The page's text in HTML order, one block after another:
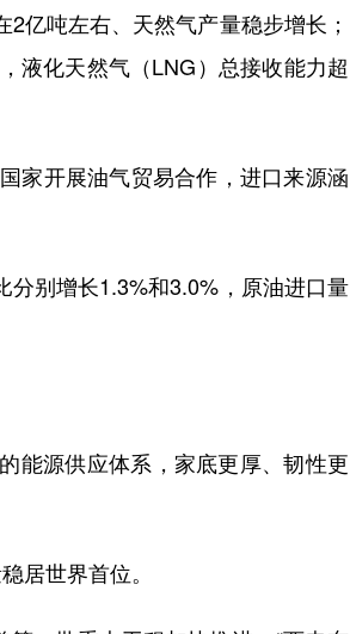
吨左右、天然气产量稳步增长；
液化天然气（LNG）总接收能力超
开展油气贸易合作，进口来源涵
别增长1.3%和3.0%，原油进口量
源供应体系，家底更厚、韧性更
世界首位。